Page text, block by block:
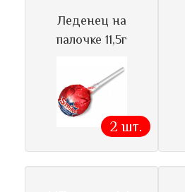
Леденец на
палочке 11,5г
2 шт.